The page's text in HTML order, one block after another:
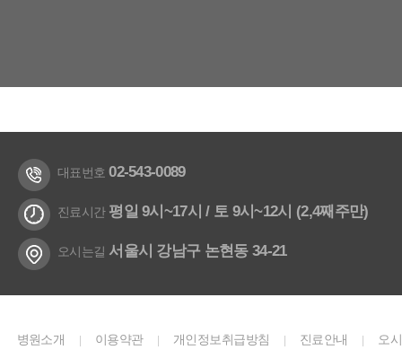
대표번호02-543-0089
진료시간 평일 9시~17시 / 토 9시~12시 (2,4째주만)
오시는길 서울시 강남구 논현동 34-21
병원소개 이용약관 개인정보취급방침 진료안내 오